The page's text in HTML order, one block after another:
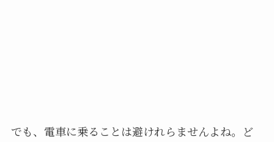
でも、電車に乗ることは避けれらませんよね。ど